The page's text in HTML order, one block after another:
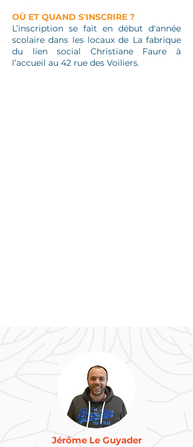
OÙ ET QUAND S'INSCRIRE ?
L’inscription se fait en début d'année
scolaire dans les locaux de La fabrique
du lien social Christiane Faure à
l’accueil au 42 rue des Voiliers.
Jérôme Le Guyader